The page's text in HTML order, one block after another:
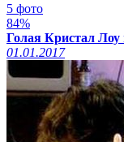
5 фото
84%
Голая Кристал Лоу
01.01.2017